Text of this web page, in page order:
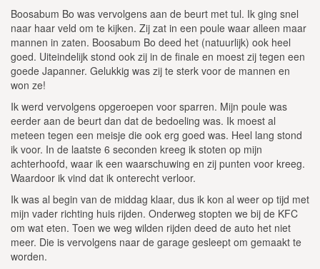
Boosabum Bo was vervolgens aan de beurt met tul. Ik ging snel
naar haar veld om te kijken. Zij zat in een poule waar alleen maar
mannen in zaten. Boosabum Bo deed het (natuurlijk) ook heel
goed. Uiteindelijk stond ook zij in de finale en moest zij tegen een
goede Japanner. Gelukkig was zij te sterk voor de mannen en
won ze!
Ik werd vervolgens opgeroepen voor sparren. Mijn poule was
eerder aan de beurt dan dat de bedoeling was. Ik moest al
meteen tegen een meisje die ook erg goed was. Heel lang stond
ik voor. In de laatste 6 seconden kreeg ik stoten op mijn
achterhoofd, waar ik een waarschuwing en zij punten voor kreeg.
Waardoor ik vind dat ik onterecht verloor.
Ik was al begin van de middag klaar, dus ik kon al weer op tijd met
mijn vader richting huis rijden. Onderweg stopten we bij de KFC
om wat eten. Toen we weg wilden rijden deed de auto het niet
meer. Die is vervolgens naar de garage gesleept om gemaakt te
worden.